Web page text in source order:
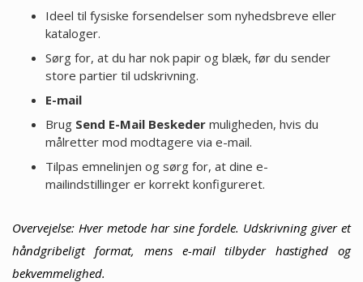
Ideel til fysiske forsendelser som nyhedsbreve eller
kataloger.
Sørg for, at du har nok papir og blæk, før du sender
store partier til udskrivning.
E-mail
Brug Send E-Mail Beskedermuligheden, hvis du
målretter mod modtagere via e-mail.
Tilpas emnelinjen og sørg for, at dine e-
mailindstillinger er korrekt konfigureret.
Overvejelse: Hver metode har sine fordele. Udskrivning giver et
håndgribeligt format, mens e-mail tilbyder hastighed og
bekvemmelighed.